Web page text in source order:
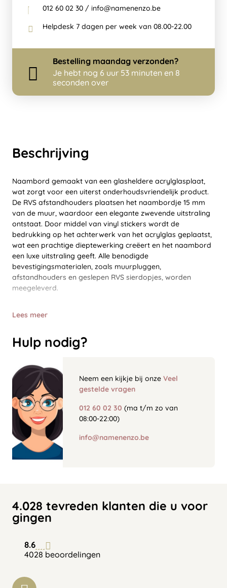
Beschrijving
Naambord gemaakt van een glasheldere acrylglasplaat,
wat zorgt voor een uiterst onderhoudsvriendelijk product.
De RVS afstandhouders plaatsen het naambordje 15 mm
van de muur, waardoor een elegante zwevende uitstraling
ontstaat. Door middel van vinyl stickers wordt de
bedrukking op het achterwerk van het acrylglas geplaatst,
wat een prachtige dieptewerking creëert en het naambord
een luxe uitstraling geeft. Alle benodigde
bevestigingsmaterialen, zoals muurpluggen,
afstandhouders en geslepen RVS sierdopjes, worden
meegeleverd.
Lees meer
Hulp nodig?
Neem een kijkje bij onze Veel
gestelde vragen
012 60 02 30 (ma t/m zo van
08:00-22:00)
info@namenenzo.be
012 60 02 30 / info@namenenzo.be
Helpdesk 7 dagen per week van 08.00-22.00
Bestelling maandag verzonden?
Je hebt nog 6 uur 53 minuten en 8
seconden over
4.028 tevreden klanten die u voor
gingen
8.6
4028 beoordelingen